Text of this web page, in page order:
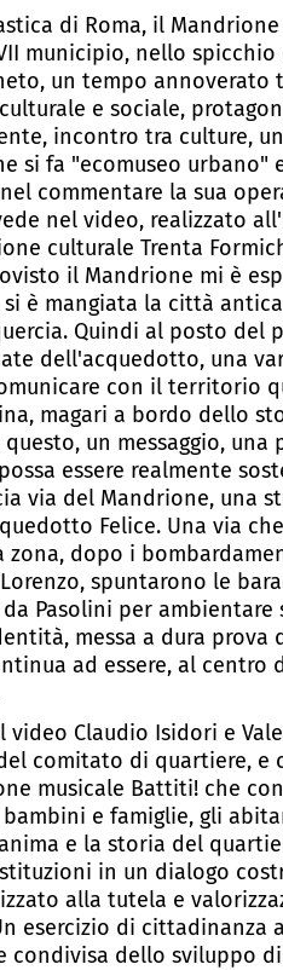
di Roma, il
municipio, nello
un tempo annoverato
e sociale,
incontro tra culture,
si fa "ecomuseo urbano"
commentare la sua
nel video, realizzato
culturale Trenta
il Mandrione mi è
è mangiata la città
Quindi al posto del
dell'acquedotto, una
con il territorio
magari a bordo dello
un messaggio, una
essere realmente
via del Mandrione, una
Felice. Una via
dopo i
spuntarono le
Pasolini per ambientare
messa a dura prova
ad essere, al centro
Claudio Isidori e
comitato di quartiere, e
musicale Battiti! che
e famiglie, gli
e la storia del
in un dialogo
alla tutela e
esercizio di cittadinanza
condivisa dello sviluppo